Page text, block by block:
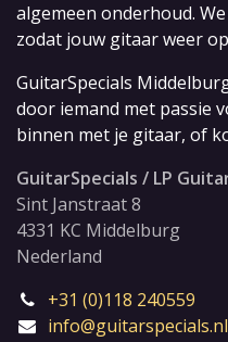
algemeen onderhoud.
zodat jouw gitaar weer
GuitarSpecials
door iemand met passie
binnen met je gitaar, of
GuitarSpecials / LP
Sint Janstraat 8
4331 KC Middelburg
Nederland
+31 (0)118 240559
info@guitarspecials.nl